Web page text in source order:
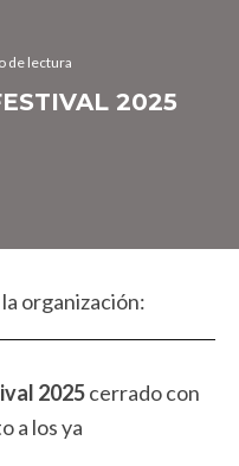
de lectura
2025
organización:
2025cerrado con
a los ya